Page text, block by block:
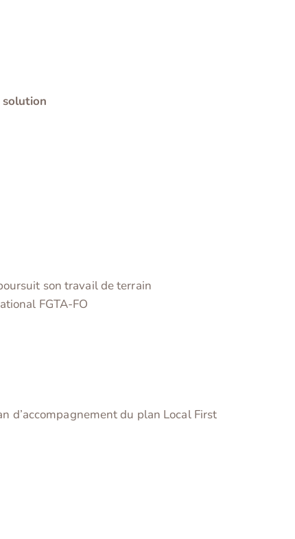
solution
son travail de terrain
FGTA-FO
d’accompagnement du plan Local First